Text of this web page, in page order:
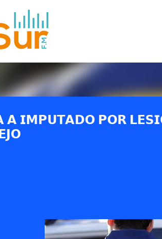
𝗔 𝗜𝗠𝗣𝗨𝗧𝗔𝗗𝗢 𝗣𝗢𝗥